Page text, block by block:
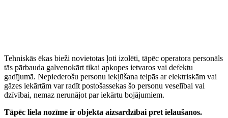
Tehniskās ēkas bieži novietotas ļoti izolēti, tāpēc operatora personāls
tās pārbauda galvenokārt tikai apkopes ietvaros vai defektu
gadījumā. Nepiederošu personu iekļūšana telpās ar elektriskām vai
gāzes iekārtām var radīt postošas ​​sekas šo personu veselībai vai
dzīvībai, nemaz nerunājot par iekārtu bojājumiem.
Tāpēc liela nozīme ir objekta aizsardzībai pret ielaušanos.